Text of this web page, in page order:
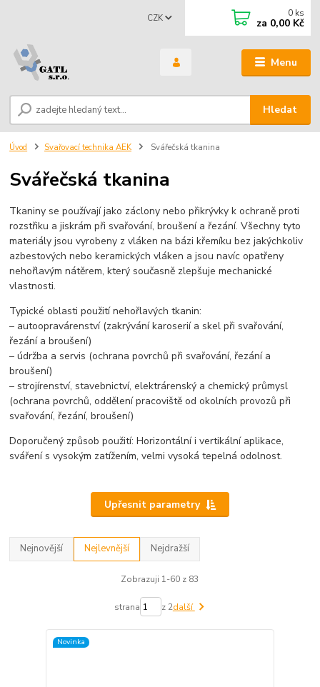
Menu
CZK
Hledat
0 ks
za 0,00 Kč
Úvod Svařovací technika AEK Svářečská tkanina
Svářečská tkanina
Tkaniny se používají jako záclony nebo přikrývky k ochraně proti
rozstřiku a jiskrám při svařování, broušení a řezání. Všechny tyto
materiály jsou vyrobeny z vláken na bázi křemíku bez jakýchkoliv
azbestových nebo keramických vláken a jsou navíc opatřeny
nehořlavým nátěrem, který současně zlepšuje mechanické
vlastnosti.
Typické oblasti použití nehořlavých tkanin:
– autoopravárenství (zakrývání karoserií a skel při svařování,
řezání a broušení)
– údržba a servis (ochrana povrchů při svařování, řezání a
broušení)
– strojírenství, stavebnictví, elektrárenský a chemický průmysl
(ochrana povrchů, oddělení pracoviště od okolních provozů při
svařování, řezání, broušení)
Doporučený způsob použití: Horizontální i vertikální aplikace,
sváření s vysokým zatížením, velmi vysoká tepelná odolnost.
Upřesnit parametry
Nejnovější Nejlevnější Nejdražší
Zobrazuji 1-60 z 83
strana z 2další
Novinka